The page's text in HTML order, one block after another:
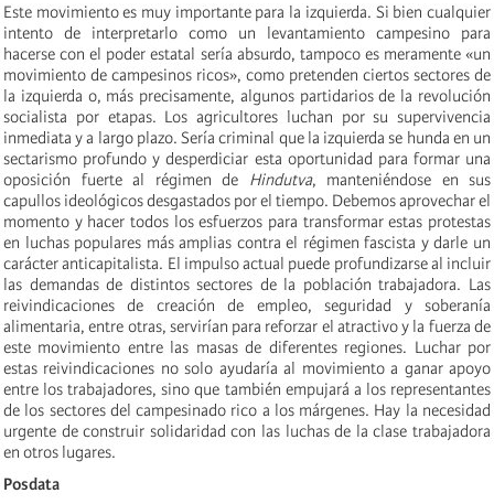
Este movimiento es muy importante para la izquierda. Si bien cualquier
intento de interpretarlo como un levantamiento campesino para
hacerse con el poder estatal sería absurdo, tampoco es meramente «un
movimiento de campesinos ricos», como pretenden ciertos sectores de
la izquierda o, más precisamente, algunos partidarios de la revolución
socialista por etapas. Los agricultores luchan por su supervivencia
inmediata y a largo plazo. Sería criminal que la izquierda se hunda en un
sectarismo profundo y desperdiciar esta oportunidad para formar una
oposición fuerte al régimen de Hindutva, manteniéndose en sus
capullos ideológicos desgastados por el tiempo. Debemos aprovechar el
momento y hacer todos los esfuerzos para transformar estas protestas
en luchas populares más amplias contra el régimen fascista y darle un
carácter anticapitalista. El impulso actual puede profundizarse al incluir
las demandas de distintos sectores de la población trabajadora. Las
reivindicaciones de creación de empleo, seguridad y soberanía
alimentaria, entre otras, servirían para reforzar el atractivo y la fuerza de
este movimiento entre las masas de diferentes regiones. Luchar por
estas reivindicaciones no solo ayudaría al movimiento a ganar apoyo
entre los trabajadores, sino que también empujará a los representantes
de los sectores del campesinado rico a los márgenes. Hay la necesidad
urgente de construir solidaridad con las luchas de la clase trabajadora
en otros lugares.
Posdata